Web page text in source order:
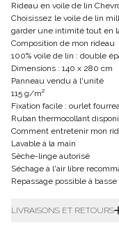
Rideau en voile de lin
Choisissez le voile de lin
garder une intimité tout en
Composition de mon rideau
100% voile de lin : double
Dimensions : 140 x 280 cm
Panneau vendu à l'unité
115 g/m²
Fixation facile : ourlet
Ruban thermocollant
Comment entretenir mon
Lavable à la main
Sèche-linge autorisé
Séchage à l'air libre
Repassage possible à
LIVRAISONS ET RETOURS